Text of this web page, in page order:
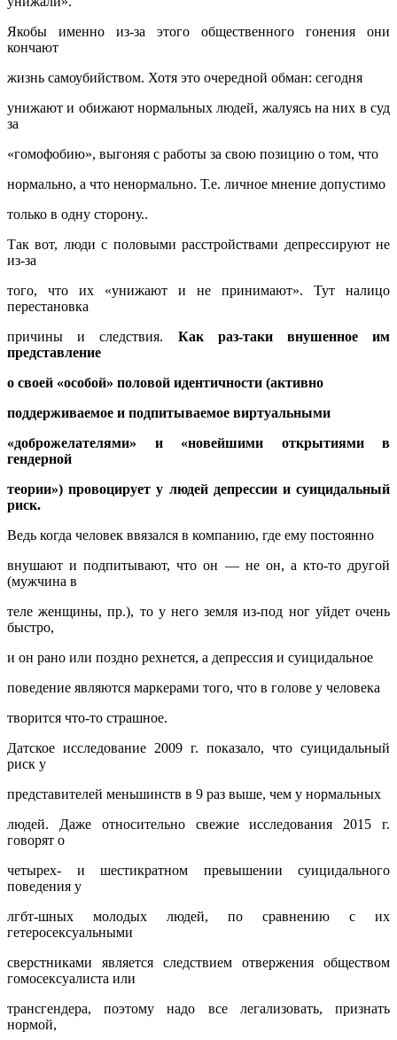
Якобы именно из-за этого общественного гонения они
кончают
жизнь самоубийством. Хотя это очередной обман: сегодня
унижают и обижают нормальных людей, жалуясь на них в суд
за
«гомофобию», выгоняя с работы за свою позицию о том, что
нормально, а что ненормально. Т.е. личное мнение допустимо
только в одну сторону..
Так вот, люди с половыми расстройствами депрессируют не
из-за
того, что их «унижают и не принимают». Тут налицо
перестановка
причины и следствия. Как раз-таки внушенное им
представление
о своей «особой» половой идентичности (активно
поддерживаемое и подпитываемое виртуальными
«доброжелателями» и «новейшими открытиями в
гендерной
теории») провоцирует у людей депрессии и суицидальный
риск.
Ведь когда человек ввязался в компанию, где ему постоянно
внушают и подпитывают, что он — не он, а кто-то другой
(мужчина в
теле женщины, пр.), то у него земля из-под ног уйдет очень
быстро,
и он рано или поздно рехнется, а депрессия и суицидальное
поведение являются маркерами того, что в голове у человека
творится что-то страшное.
Датское исследование 2009 г. показало, что суицидальный
риск у
представителей меньшинств в 9 раз выше, чем у нормальных
людей. Даже относительно свежие исследования 2015 г.
говорят о
четырех- и шестикратном превышении суицидального
поведения у
лгбт-шных молодых людей, по сравнению с их
гетеросексуальными
сверстниками является следствием отвержения обществом
гомосексуалиста или
трансгендера, поэтому надо все легализовать, признать
нормой,